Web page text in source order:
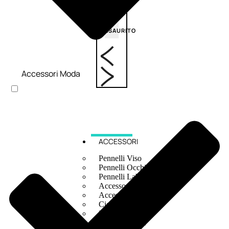
ESAURITO
ACCESSORI
Pennelli Viso
Pennelli Occhi
Pennelli Labbra
Accessori Make Up
Accessori Occhi
Ciglia Finte
Pinzette
Temperamatite
Accessori Moda